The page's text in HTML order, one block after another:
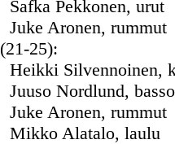
Safka Pekkonen, urut
Juke Aronen, rummut
(21-25):
Heikki Silvennoinen,
Juuso Nordlund, basso
Juke Aronen, rummut
Mikko Alatalo, laulu